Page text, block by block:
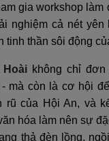
gia workshop làm
nghiệm cả nét yên
tinh thần sôi động
Hoài không chỉ
mà còn là cơ hội
rũ của Hội An, và
hóa làm nên sự
thả đèn lồng,